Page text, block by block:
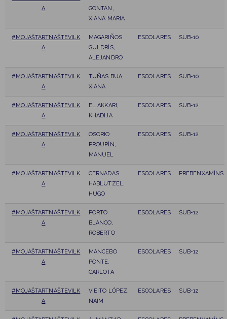
A
GONTAN,
XIANA MARIA
#MOJAŠTARTNAŠTEVILK
A
MAGARIÑOS
GULDRÍS,
ALEJANDRO
ESCOLARES SUB-10
#MOJAŠTARTNAŠTEVILK
A
TUÑAS BUA,
XIANA
ESCOLARES SUB-10
#MOJAŠTARTNAŠTEVILK
A
EL AKKARI,
KHADIJA
ESCOLARES SUB-12
#MOJAŠTARTNAŠTEVILK
A
OSORIO
PROUPÍN,
MANUEL
ESCOLARES SUB-12
#MOJAŠTARTNAŠTEVILK
A
CERNADAS
HABLUTZEL,
HUGO
ESCOLARES PREBENXAMÍNS
#MOJAŠTARTNAŠTEVILK
A
PORTO
BLANCO,
ROBERTO
ESCOLARES SUB-12
#MOJAŠTARTNAŠTEVILK
A
MANCEBO
PONTE,
CARLOTA
ESCOLARES SUB-12
#MOJAŠTARTNAŠTEVILK
A
VIEITO LÓPEZ,
NAIM
ESCOLARES SUB-12